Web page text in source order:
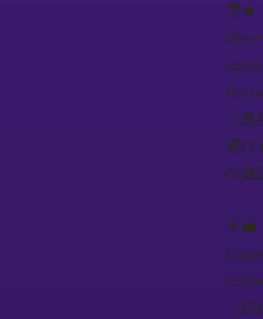
🧑‍🎓
We
the
（
避け
の施
👨‍💼
I
（